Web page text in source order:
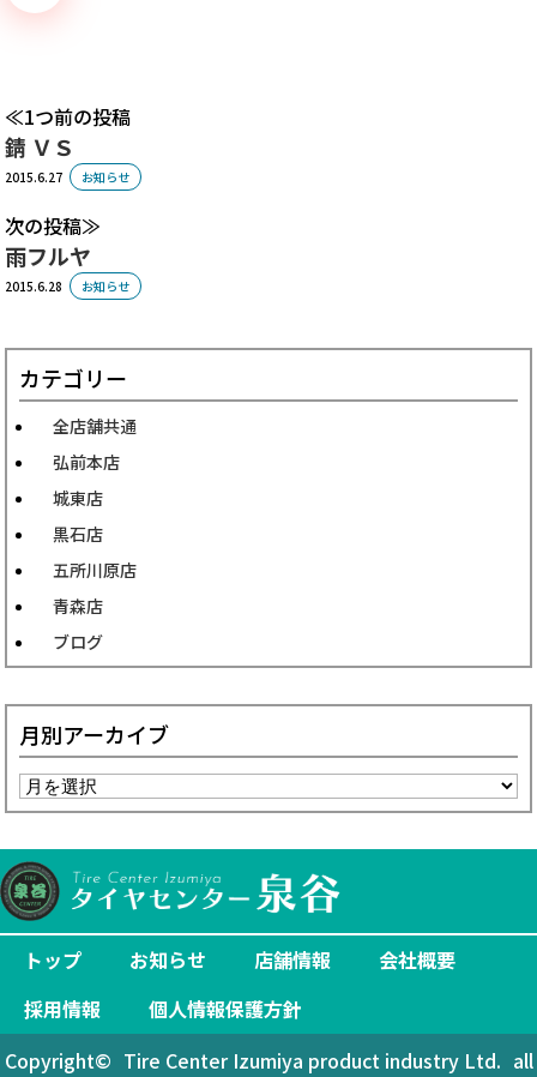
1つ前の投稿
錆 ＶＳ
2015.6.27 お知らせ
次の投稿
雨フルヤ
2015.6.28 お知らせ
カテゴリー
全店舗共通
弘前本店
城東店
黒石店
五所川原店
青森店
ブログ
月別アーカイブ
トップ お知らせ 店舗情報
会社概要
採用情報
個人情報保護方針
Copyright© Tire Center Izumiya product industry Ltd. all